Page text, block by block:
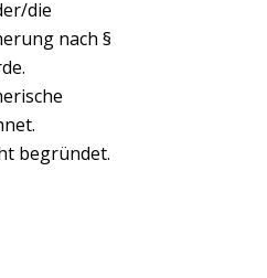
die
nach §
begründet.